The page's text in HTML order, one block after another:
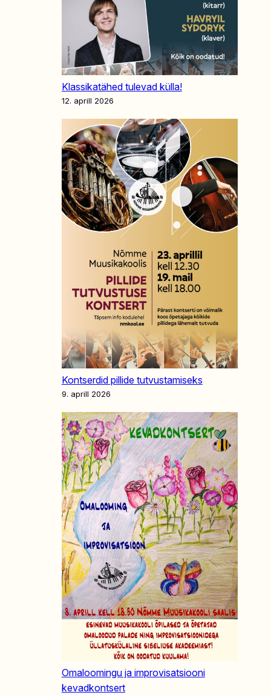
Klassikatähed tulevad külla!
12. aprill 2026
Kontserdid pillide tutvustamiseks
9. aprill 2026
Omaloomingu ja improvisatsiooni
kevadkontsert